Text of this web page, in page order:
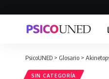
PsicoUNED > Glosario >
SIN CATEGORÍA